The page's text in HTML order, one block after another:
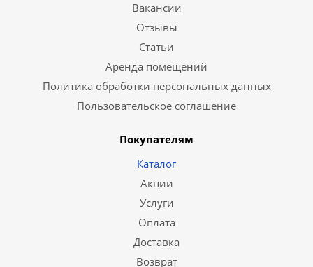
Вакансии
Отзывы
Статьи
Аренда помещений
Политика обработки персональных данных
Пользовательское соглашение
Покупателям
Каталог
Акции
Услуги
Оплата
Доставка
Возврат